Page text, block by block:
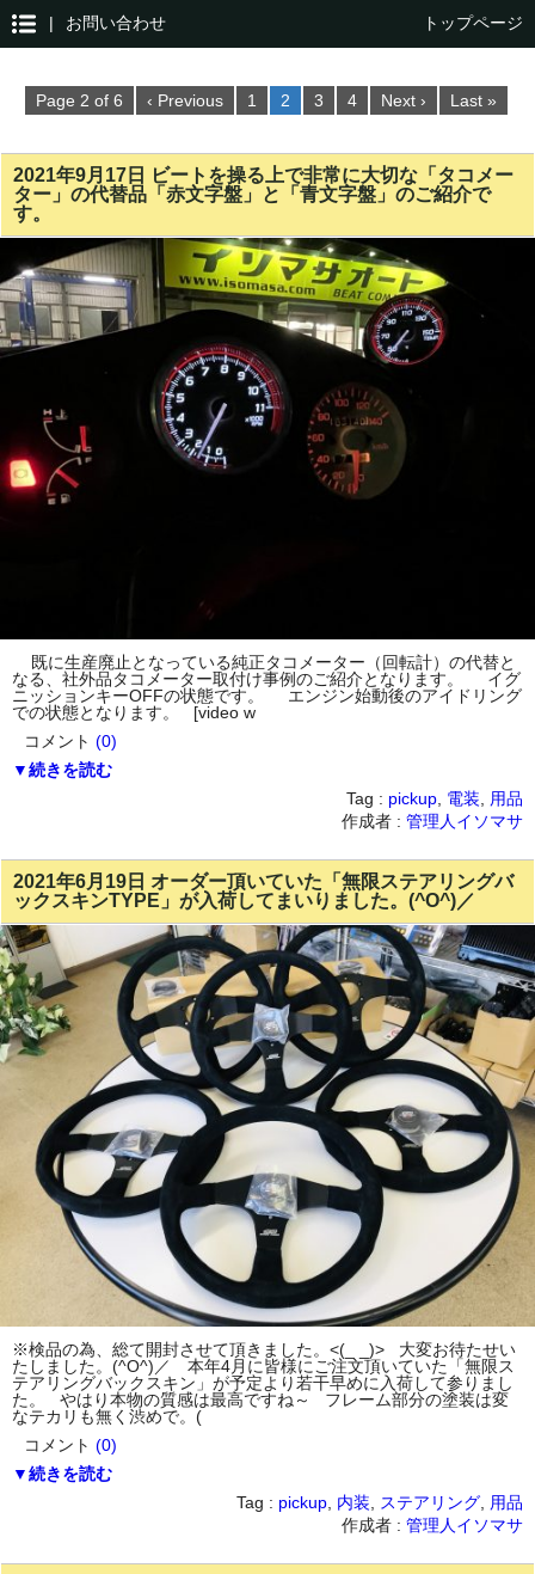
| お問い合わせ トップページ
Page 2 of 6 ‹ Previous 1 2 3 4 Next › Last »
2021年9月17日 ビートを操る上で非常に大切な「タコメー
ター」の代替品「赤文字盤」と「青文字盤」のご紹介で
す。
既に生産廃止となっている純正タコメーター（回転計）の代替と
なる、社外品タコメーター取付け事例のご紹介となります。 イグ
ニッションキーOFFの状態です。 エンジン始動後のアイドリング
での状態となります。 [video w
コメント (0)
▼続きを読む
Tag : pickup 電装
用品
作成者 : 管理人イソマサ
2021年6月19日 オーダー頂いていた「無限ステアリングバ
ックスキンTYPE」が入荷してまいりました。(^O^)／
※検品の為、総て開封させて頂きました。<(_ _)> 大変お待たせい
たしました。(^O^)／ 本年4月に皆様にご注文頂いていた「無限ス
テアリングバックスキン」が予定より若干早めに入荷して参りまし
た。 やはり本物の質感は最高ですね～ フレーム部分の塗装は変
なテカリも無く渋めで。(
コメント (0)
▼続きを読む
Tag : pickup 内装 ステアリング
用品
作成者 : 管理人イソマサ